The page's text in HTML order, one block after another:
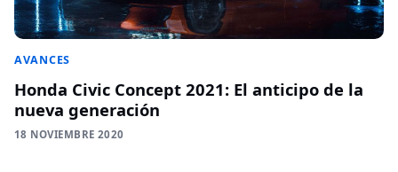
AVANCES
Honda Civic Concept 2021: El anticipo de la
nueva generación
18 NOVIEMBRE 2020